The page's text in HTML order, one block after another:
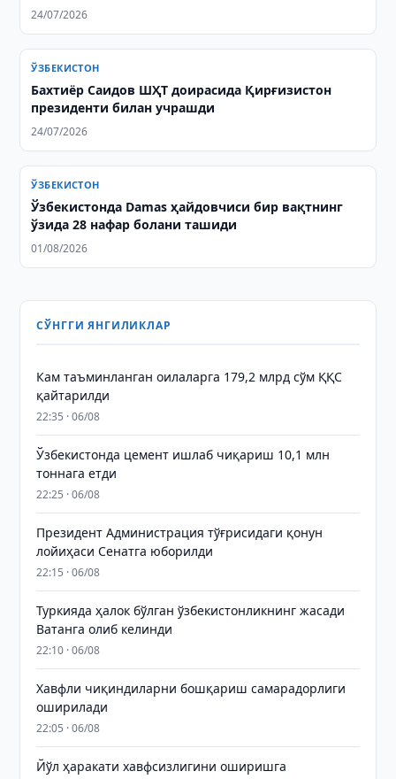
24/07/2026
ЎЗБЕКИСТОН
Бахтиёр Саидов ШҲТ доирасида Қирғизистон
президенти билан учрашди
24/07/2026
ЎЗБЕКИСТОН
Ўзбекистонда Damas ҳайдовчиси бир вақтнинг
ўзида 28 нафар болани ташиди
01/08/2026
СЎНГГИ ЯНГИЛИКЛАР
Кам таъминланган оилаларга 179,2 млрд сўм ҚҚС
қайтарилди
22:35 · 06/08
Ўзбекистонда цемент ишлаб чиқариш 10,1 млн
тоннага етди
22:25 · 06/08
Президент Администрация тўғрисидаги қонун
лойиҳаси Сенатга юборилди
22:15 · 06/08
Туркияда ҳалок бўлган ўзбекистонликнинг жасади
Ватанга олиб келинди
22:10 · 06/08
Хавфли чиқиндиларни бошқариш самарадорлиги
оширилади
22:05 · 06/08
Йўл ҳаракати хавфсизлигини оширишга